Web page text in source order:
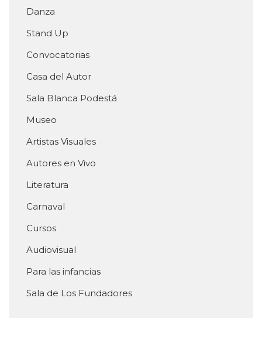
Danza
Stand Up
Convocatorias
Casa del Autor
Sala Blanca Podestá
Museo
Artistas Visuales
Autores en Vivo
Literatura
Carnaval
Cursos
Audiovisual
Para las infancias
Sala de Los Fundadores